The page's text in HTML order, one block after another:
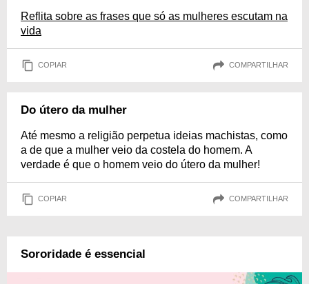
Reflita sobre as frases que só as mulheres escutam na
vida
COPIAR COMPARTILHAR
Do útero da mulher
Até mesmo a religião perpetua ideias machistas, como
a de que a mulher veio da costela do homem. A
verdade é que o homem veio do útero da mulher!
COPIAR COMPARTILHAR
Sororidade é essencial